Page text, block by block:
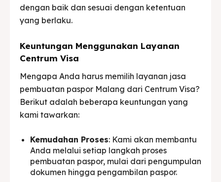
dengan baik dan sesuai dengan ketentuan
yang berlaku.
Keuntungan Menggunakan Layanan
Centrum Visa
Mengapa Anda harus memilih layanan jasa
pembuatan paspor Malang dari Centrum Visa?
Berikut adalah beberapa keuntungan yang
kami tawarkan:
Kemudahan Proses: Kami akan membantu
Anda melalui setiap langkah proses
pembuatan paspor, mulai dari pengumpulan
dokumen hingga pengambilan paspor.